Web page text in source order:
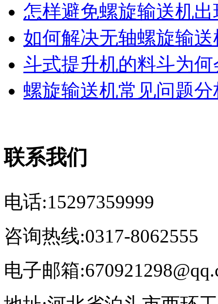
怎样避免螺旋输送机
如何解决无轴螺旋输
斗式提升机的料斗为
螺旋输送机常见问题
联系我们
电话:15297359999
咨询热线:0317-8062555
电子邮箱